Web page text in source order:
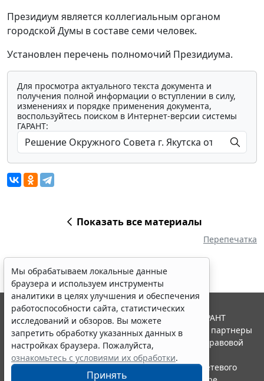
Президиум является коллегиальным органом
городской Думы в составе семи человек.
Установлен перечень полномочий Президиума.
Для просмотра актуального текста документа и
получения полной информации о вступлении в силу,
изменениях и порядке применения документа,
воспользуйтесь поиском в Интернет-версии системы
ГАРАНТ:
Показать все материалы
Перепечатка
Мы обрабатываем локальные данные
браузера и используем инструменты
аналитики в целях улучшения и обеспечения
работоспособности сайта, статистических
исследований и обзоров. Вы можете
запретить обработку указанных данных в
настройках браузера. Пожалуйста,
ознакомьтесь с условиями их обработки.
Принять
© ООО "НПП "ГАРАНТ-СЕРВИС", 2026. Система ГАРАНТ
выпускается с 1990 года. Компания "Гарант" и ее партнеры
являются участниками Российской ассоциации правовой
информации ГАРАНТ.
Портал ГАРАНТ.РУ зарегистрирован в качестве сетевого